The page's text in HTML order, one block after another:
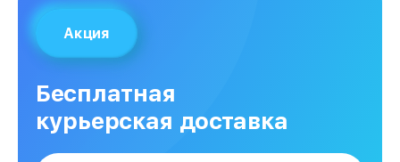
Акция
Бесплатная
курьерская доставка